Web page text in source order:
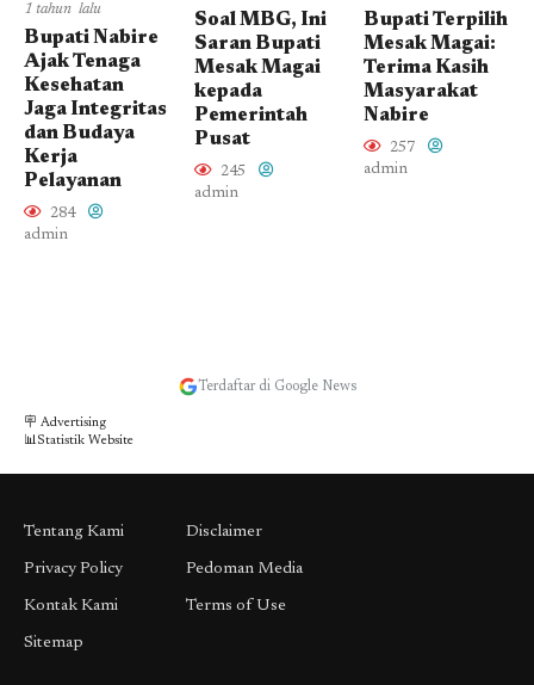
1 tahun lalu
Bupati Nabire
Ajak Tenaga
Kesehatan
Jaga Integritas
dan Budaya
Kerja
Pelayanan
284
admin
Soal MBG, Ini
Saran Bupati
Mesak Magai
kepada
Pemerintah
Pusat
245
admin
Bupati Terpilih
Mesak Magai:
Terima Kasih
Masyarakat
Nabire
257
admin
Terdaftar di Google News
🪧 Advertising
📊Statistik Website
Tentang Kami
Privacy Policy
Kontak Kami
Sitemap
Disclaimer
Pedoman Media
Terms of Use